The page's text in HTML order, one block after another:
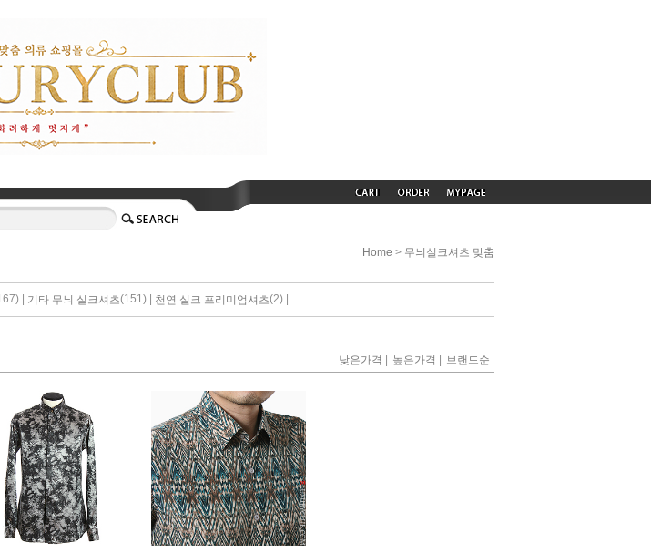
Home > 무늬실크셔츠 맞춤
| 기타 무늬 실크셔츠(151) | 천연 실크 프리미엄셔츠(2) |
낮은가격 | 높은가격 | 브랜드순